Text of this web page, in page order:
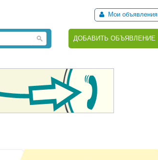
Мои объявления
ДОБАВИТЬ ОБЪЯВЛЕНИЕ